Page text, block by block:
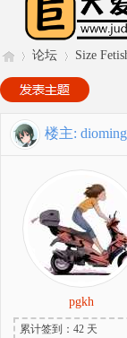
巨 »
论坛
›
Size
楼主:
pgkh
累计签到：42 天